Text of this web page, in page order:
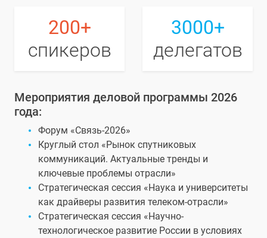
200+
спикеров
3000+
делегатов
Мероприятия деловой программы 2026
года:
Форум «Связь-2026»
Круглый стол «Рынок спутниковых
коммуникаций. Актуальные тренды и
ключевые проблемы отрасли»
Стратегическая сессия «Наука и университеты
как драйверы развития телеком-отрасли»
Стратегическая сессия «Научно-
технологическое развитие России в условиях